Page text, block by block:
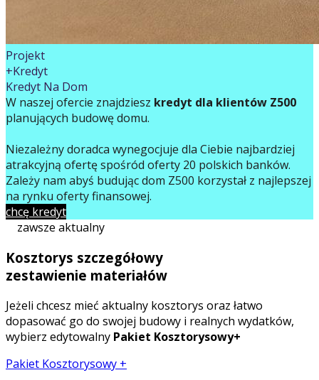
Projekt
+Kredyt
Kredyt Na Dom
W naszej ofercie znajdziesz kredyt dla klientów Z500
planujących budowę domu.
Niezależny doradca wynegocjuje dla Ciebie najbardziej
atrakcyjną ofertę spośród oferty 20 polskich banków.
Zależy nam abyś budując dom Z500 korzystał z najlepszej
na rynku oferty finansowej.
chcę kredyt
zawsze aktualny
Kosztorys szczegółowy
zestawienie materiałów
Jeżeli chcesz mieć aktualny kosztorys oraz łatwo
dopasować go do swojej budowy i realnych wydatków,
wybierz edytowalny Pakiet Kosztorysowy+
Pakiet Kosztorysowy +